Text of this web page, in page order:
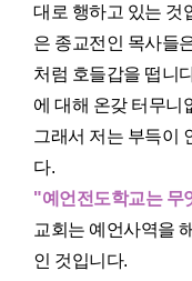
대로 행하고 있는 것
은 종교전인 목사들
처럼 호들갑을 떱니
에 대해 온갖 터무니
그래서 저는 부득이
다.
"예언전도학교는 무
교회는 예언사역을
인 것입니다.